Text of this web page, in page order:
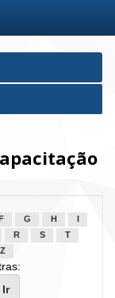
F G H
R S
T
Z